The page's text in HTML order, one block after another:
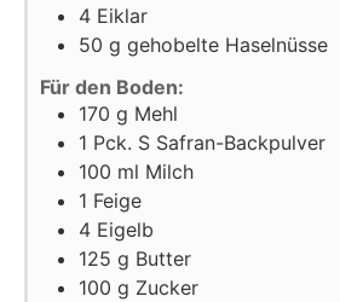
4 Eiklar
50 g gehobelte Haselnüsse
Für den Boden:
170 g Mehl
1 Pck. S Safran-Backpulver
100 ml Milch
1 Feige
4 Eigelb
125 g Butter
100 g Zucker